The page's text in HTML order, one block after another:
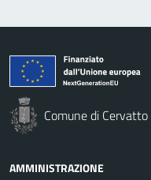
Comune di Cervatto
AMMINISTRAZIONE